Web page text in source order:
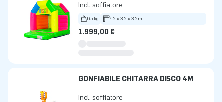
Incl. soffiatore
65 kg 4.2 x 3.2 x 3.2m
1.999,00 €
GONFIABILE CHITARRA DISCO 4M
Incl. soffiatore